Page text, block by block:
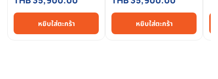
หยิบใส่ตะกร้า
หลายมุมสำหรับสร้างกล้ามเนื้อ
หลังแบบเต็มประสิทธิภาพ
หยิบใส่ตะกร้า